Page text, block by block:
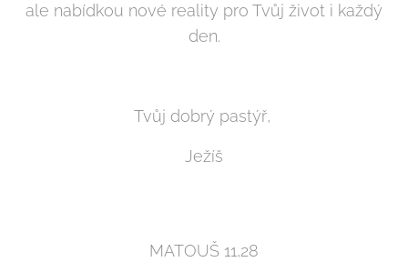
ale nabídkou nové reality pro Tvůj život i každý
den.
Tvůj dobrý pastýř,
Ježíš
MATOUŠ 11,28